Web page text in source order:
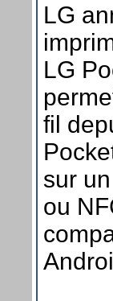
LG
LG
fil
sur
ou